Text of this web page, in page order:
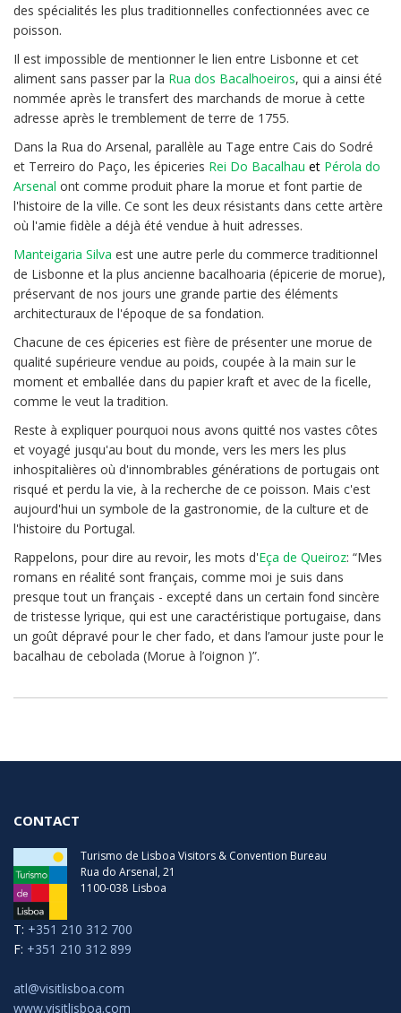
des spécialités les plus traditionnelles confectionnées avec ce
poisson.
Il est impossible de mentionner le lien entre Lisbonne et cet
aliment sans passer par la Rua dos Bacalhoeiros, qui a ainsi été
nommée après le transfert des marchands de morue à cette
adresse après le tremblement de terre de 1755.
Dans la Rua do Arsenal, parallèle au Tage entre Cais do Sodré
et Terreiro do Paço, les épiceries Rei Do Bacalhau et Pérola do
Arsenal ont comme produit phare la morue et font partie de
l'histoire de la ville. Ce sont les deux résistants dans cette artère
où l'amie fidèle a déjà été vendue à huit adresses.
Manteigaria Silva est une autre perle du commerce traditionnel
de Lisbonne et la plus ancienne bacalhoaria (épicerie de morue),
préservant de nos jours une grande partie des éléments
architecturaux de l'époque de sa fondation.
Chacune de ces épiceries est fière de présenter une morue de
qualité supérieure vendue au poids, coupée à la main sur le
moment et emballée dans du papier kraft et avec de la ficelle,
comme le veut la tradition.
Reste à expliquer pourquoi nous avons quitté nos vastes côtes
et voyagé jusqu'au bout du monde, vers les mers les plus
inhospitalières où d'innombrables générations de portugais ont
risqué et perdu la vie, à la recherche de ce poisson. Mais c'est
aujourd'hui un symbole de la gastronomie, de la culture et de
l'histoire du Portugal.
Rappelons, pour dire au revoir, les mots d'Eça de Queiroz: “Mes
romans en réalité sont français, comme moi je suis dans
presque tout un français - excepté dans un certain fond sincère
de tristesse lyrique, qui est une caractéristique portugaise, dans
un goût dépravé pour le cher fado, et dans l’amour juste pour le
bacalhau de cebolada (Morue à l’oignon )”.
CONTACT
Turismo de Lisboa Visitors & Convention Bureau
Rua do Arsenal, 21
1100-038 Lisboa
T: +351 210 312 700
F: +351 210 312 899
atl@visitlisboa.com
www.visitlisboa.com